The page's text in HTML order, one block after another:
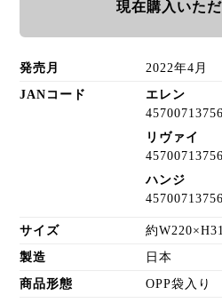
現在購入いた
発売月 2022年4月
JANコード
エレン
リヴァイ
ハンジ
サイズ 約
製造 日本
商品形態 OPP袋入り